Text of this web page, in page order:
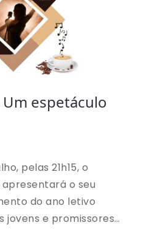
Um espetáculo
pelas 21h15, o
o seu
do ano letivo
jovens e promissores